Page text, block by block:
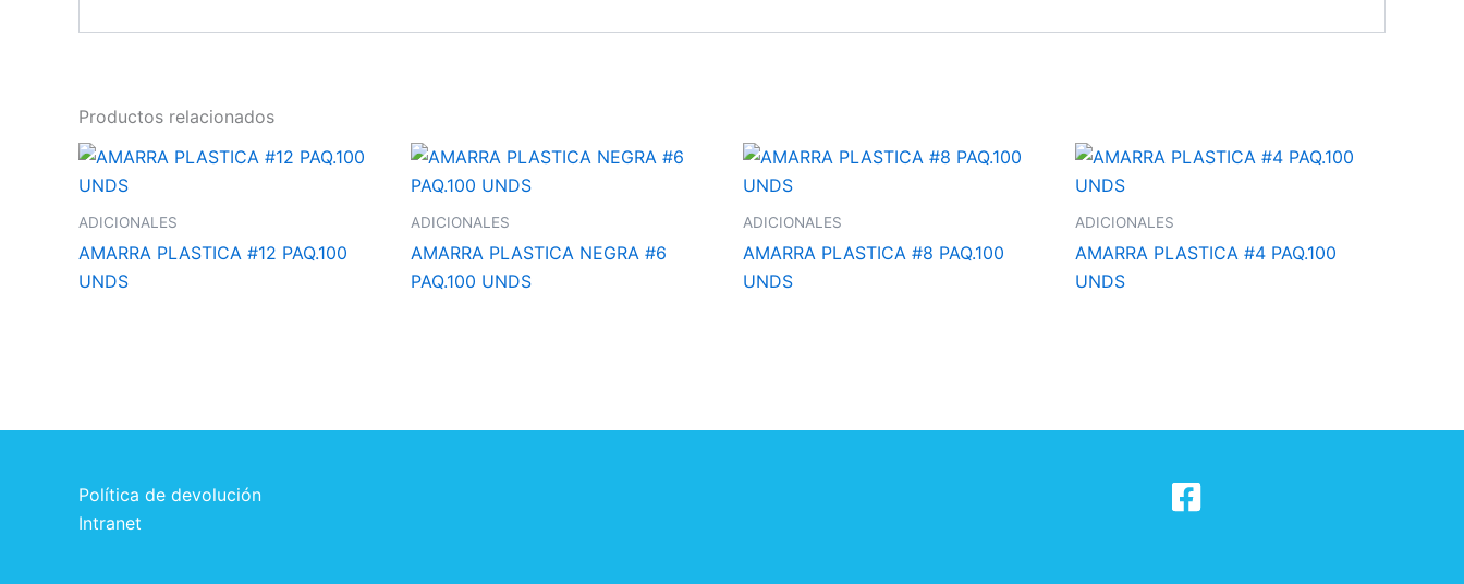
Productos relacionados
ADICIONALES
AMARRA PLASTICA #12 PAQ.100
UNDS
ADICIONALES
AMARRA PLASTICA NEGRA #6
PAQ.100 UNDS
ADICIONALES
AMARRA PLASTICA #8 PAQ.100
UNDS
ADICIONALES
AMARRA PLASTICA #4 PAQ.100
UNDS
Política de devolución
Intranet